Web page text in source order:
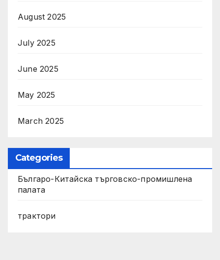
August 2025
July 2025
June 2025
May 2025
March 2025
Categories
Българо-Китайска търговско-промишлена
палата
трактори